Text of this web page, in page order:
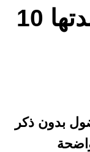
المرحلة الأولى (مدتها 10
بدون ذكر